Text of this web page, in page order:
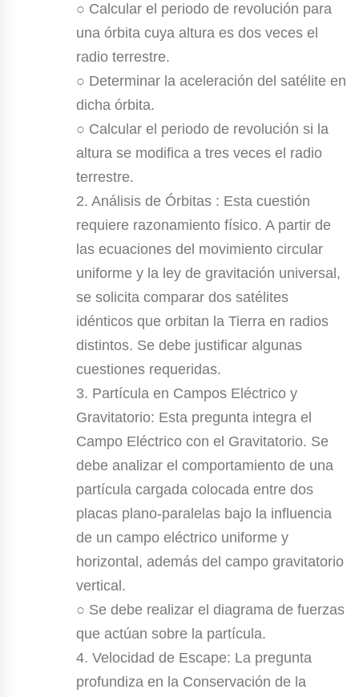
○ Calcular el periodo de revolución para
una órbita cuya altura es dos veces el
radio terrestre.
○ Determinar la aceleración del satélite en
dicha órbita.
○ Calcular el periodo de revolución si la
altura se modifica a tres veces el radio
terrestre.
2. Análisis de Órbitas : Esta cuestión
requiere razonamiento físico. A partir de
las ecuaciones del movimiento circular
uniforme y la ley de gravitación universal,
se solicita comparar dos satélites
idénticos que orbitan la Tierra en radios
distintos. Se debe justificar algunas
cuestiones requeridas.
3. Partícula en Campos Eléctrico y
Gravitatorio: Esta pregunta integra el
Campo Eléctrico con el Gravitatorio. Se
debe analizar el comportamiento de una
partícula cargada colocada entre dos
placas plano-paralelas bajo la influencia
de un campo eléctrico uniforme y
horizontal, además del campo gravitatorio
vertical.
○ Se debe realizar el diagrama de fuerzas
que actúan sobre la partícula.
4. Velocidad de Escape: La pregunta
profundiza en la Conservación de la